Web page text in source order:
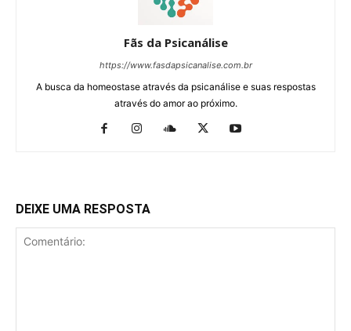
Fãs da Psicanálise
https://www.fasdapsicanalise.com.br
A busca da homeostase através da psicanálise e suas respostas
através do amor ao próximo.
DEIXE UMA RESPOSTA